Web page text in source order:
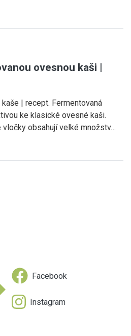
ovesnou kaši |
| recept. Fermentovaná
ke klasické ovesné kaši.
vločky obsahují velké množstv…
Facebook
Instagram